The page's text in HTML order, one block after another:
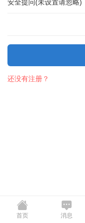
安全提问(未设置请忽略)
还没有注册？
首页 消息